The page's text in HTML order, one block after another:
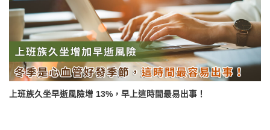
上班族久坐早逝風險增 13%，早上這時間最易出事！